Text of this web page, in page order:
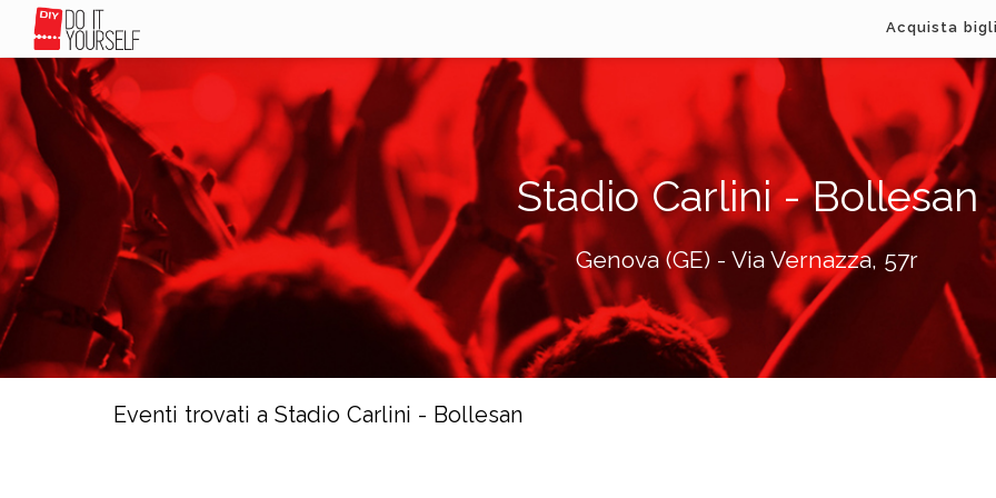
Acquista
Stadio Carlini - Bollesan
Genova (GE) - Via Vernazza, 57r
Eventi trovati a Stadio Carlini - Bollesan